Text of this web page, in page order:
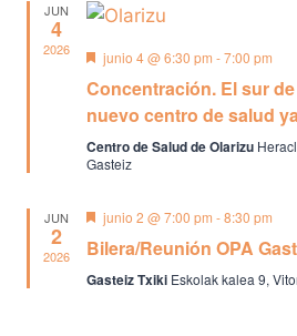
JUN
4
2026 Destacado
junio 4 @ 6:30 pm -7:00 pm
Concentración. El sur
nuevo centro de salud
Centro de Salud de Olarizu
Gasteiz
JUN
2
2026
Destacado
junio 2 @ 7:00 pm -8:30 pm
Bilera/Reunión OPA
Gasteiz Txiki Eskolak kalea 9,